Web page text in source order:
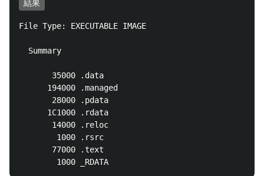
結果
File Type: EXECUTABLE IMAGE
  Summary
       35000 .data
      194000 .managed
       28000 .pdata
      1C1000 .rdata
       14000 .reloc
        1000 .rsrc
       77000 .text